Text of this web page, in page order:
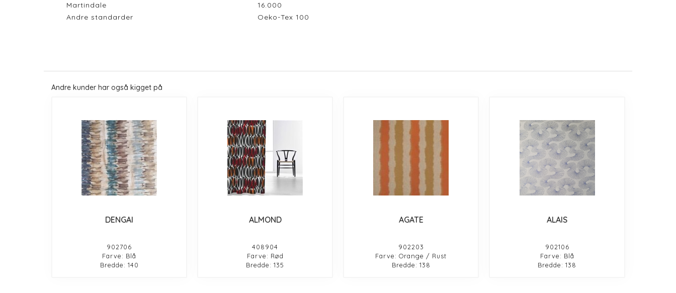
Martindale
16.000
Andre standarder
Oeko-Tex 100
Andre kunder har også kigget på
DENGAI
902706
Farve: Blå
Bredde: 140
ALMOND
408904
Farve: Rød
Bredde: 135
AGATE
902203
Farve: Orange / Rust
Bredde: 138
ALAIS
902106
Farve: Blå
Bredde: 138